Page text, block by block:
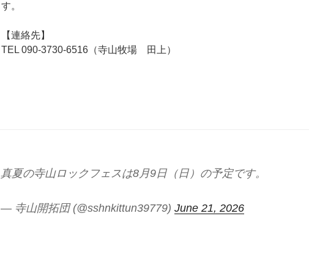
す。
【連絡先】
TEL 090-3730-6516（寺山牧場 田上）
真夏の寺山ロックフェスは8月9日（日）の予定です。
— 寺山開拓団 (@sshnkittun39779) June 21, 2026